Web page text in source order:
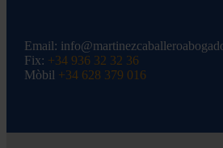
Email:
Fix: +34 936 32 32 36
Mòbil +34 628 379 016